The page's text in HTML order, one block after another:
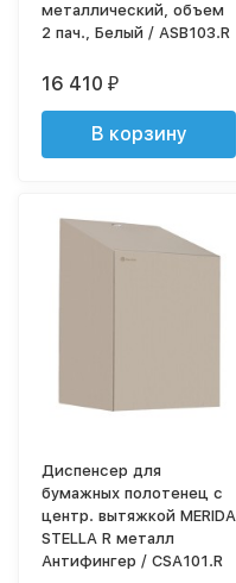
металлический, объем
2 пач., Белый / ASB103.R
16 410₽
В корзину
Диспенсер для
бумажных полотенец с
центр. вытяжкой MERIDA
STELLA R металл
Антифингер / CSA101.R